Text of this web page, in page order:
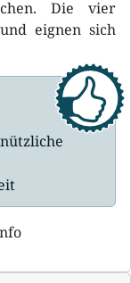
Die vier
eignen sich